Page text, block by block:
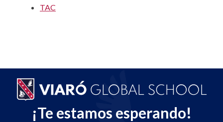
TAC
¡Te estamos esperando!